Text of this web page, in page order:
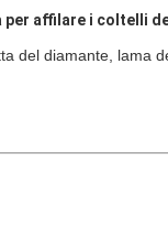
affilare i coltelli
del diamante, lama